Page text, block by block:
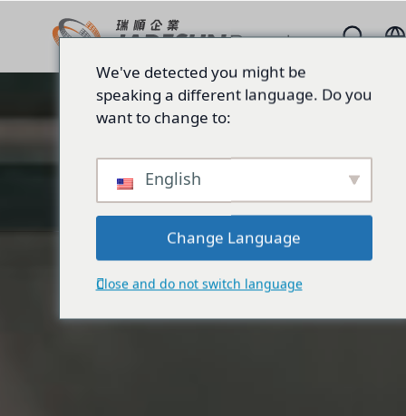
We've detected you might be
speaking a different language. Do you
want to change to:
English
Change Language
Close and do not switch language